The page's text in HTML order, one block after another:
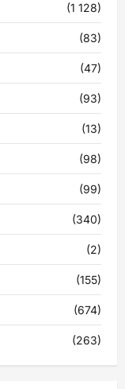
(1 128)
(83)
(47)
(93)
(13)
(98)
(99)
(340)
(2)
(155)
(674)
(263)